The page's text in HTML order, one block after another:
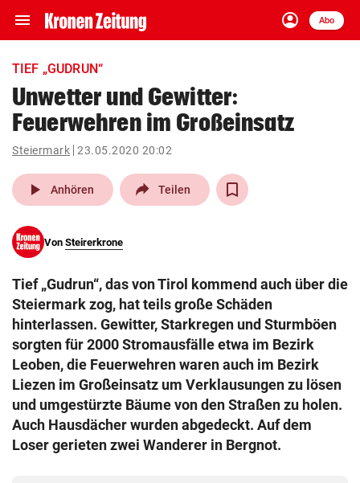
menu Navigation
ein-/ausklappen
account_circle
Anmelden
Abo
close Schließen
account_circle Anmelden
arrow_right
pin_drop
Wien arrow_right
search
eingeben
© Krone Multimedia GmbH & Co KG 2026
Muthgasse 2, 1190 Wien
TIEF „GUDRUN“
Unwetter und Gewitter:
Feuerwehren im Großeinsatz
Steiermark 23.05.2020 20:02
play_arrow Anhören Teilen
Von Steirerkrone
Tief „Gudrun“, das von Tirol kommend auch über die
Steiermark zog, hat teils große Schäden
hinterlassen. Gewitter, Starkregen und Sturmböen
sorgten für 2000 Stromausfälle etwa im Bezirk
Leoben, die Feuerwehren waren auch im Bezirk
Liezen im Großeinsatz um Verklausungen zu lösen
und umgestürzte Bäume von den Straßen zu holen.
Auch Hausdächer wurden abgedeckt. Auf dem
Loser gerieten zwei Wanderer in Bergnot.